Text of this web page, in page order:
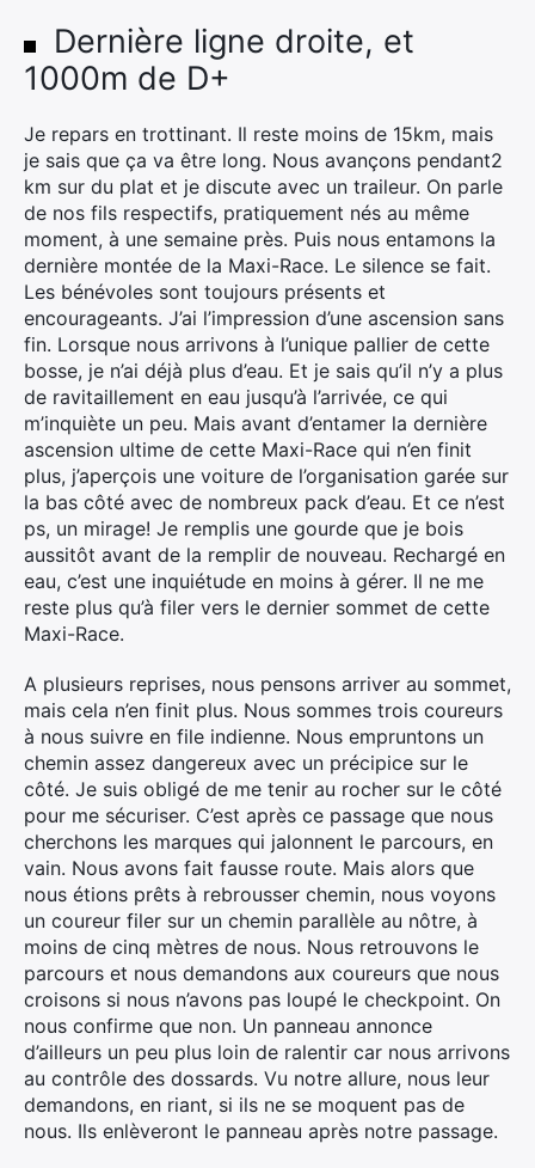
Dernière ligne droite, et
1000m de D+
Je repars en trottinant. Il reste moins de 15km, mais
je sais que ça va être long. Nous avançons pendant2
km sur du plat et je discute avec un traileur. On parle
de nos fils respectifs, pratiquement nés au même
moment, à une semaine près. Puis nous entamons la
dernière montée de la Maxi-Race. Le silence se fait.
Les bénévoles sont toujours présents et
encourageants. J’ai l’impression d’une ascension sans
fin. Lorsque nous arrivons à l’unique pallier de cette
bosse, je n’ai déjà plus d’eau. Et je sais qu’il n’y a plus
de ravitaillement en eau jusqu’à l’arrivée, ce qui
m’inquiète un peu. Mais avant d’entamer la dernière
ascension ultime de cette Maxi-Race qui n’en finit
plus, j’aperçois une voiture de l’organisation garée sur
la bas côté avec de nombreux pack d’eau. Et ce n’est
ps, un mirage! Je remplis une gourde que je bois
aussitôt avant de la remplir de nouveau. Rechargé en
eau, c’est une inquiétude en moins à gérer. Il ne me
reste plus qu’à filer vers le dernier sommet de cette
Maxi-Race.
A plusieurs reprises, nous pensons arriver au sommet,
mais cela n’en finit plus. Nous sommes trois coureurs
à nous suivre en file indienne. Nous empruntons un
chemin assez dangereux avec un précipice sur le
côté. Je suis obligé de me tenir au rocher sur le côté
pour me sécuriser. C’est après ce passage que nous
cherchons les marques qui jalonnent le parcours, en
vain. Nous avons fait fausse route. Mais alors que
nous étions prêts à rebrousser chemin, nous voyons
un coureur filer sur un chemin parallèle au nôtre, à
moins de cinq mètres de nous. Nous retrouvons le
parcours et nous demandons aux coureurs que nous
croisons si nous n’avons pas loupé le checkpoint. On
nous confirme que non. Un panneau annonce
d’ailleurs un peu plus loin de ralentir car nous arrivons
au contrôle des dossards. Vu notre allure, nous leur
demandons, en riant, si ils ne se moquent pas de
nous. Ils enlèveront le panneau après notre passage.